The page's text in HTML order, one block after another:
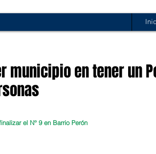
municipio en tener un
el N° 9 en Barrio Perón